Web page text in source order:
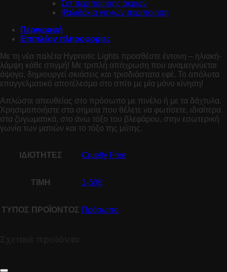
Σετ περιποίησης άκρων
Ψαλιδάκια νυχιών περιποίηση
Περιγραφή
Επιπλέον πληροφορίες
Με τη νέα παλέτα Hypnotic Lights προσθέστε έντονη – ηλιακή-
λάμψη κάθε στιγμή! Με τριπλή απόχρωση που αναμειγνύεται
άψογα, δημιουργεί σκιάσεις και τρισδιάστατα εφέ. Το απόλυτα
επαγγελματικό αποτέλεσμα στο σπίτι με μία μόνο κίνηση!
Απλώστε απευθείας στο πρόσωπο με πινέλο ή με τα δάχτυλα.
Χρησιμοποιήστε στα σημεία που θέλετε να φωτίσετε, ιδιαίτερα
στα ζυγωματικά, στο άνω τόξο του βλεφάρου, στην εσωτερική
γωνία των ματιών και το τόξο της μύτης.
ΙΔΙΟΤΗΤΕΣ Cruelty Free
ΤΙΜΗ 1-50€
ΤΥΠΟΣ ΠΡΟΪΟΝΤΟΣ Πρόσωπο